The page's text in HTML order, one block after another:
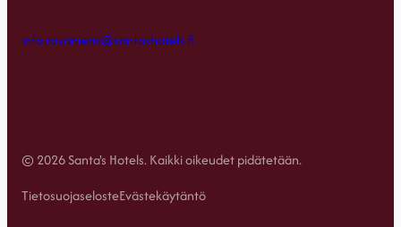
info.rovaniemi@santashotels.fi
© 2026 Santa's Hotels. Kaikki oikeudet pidätetään.
TietosuojaselosteEvästekäytäntö